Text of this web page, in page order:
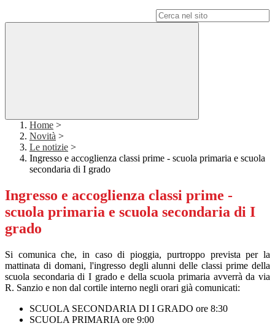
Home >
Novità >
Le notizie >
Ingresso e accoglienza classi prime - scuola primaria e scuola
secondaria di I grado
Ingresso e accoglienza classi prime -
scuola primaria e scuola secondaria di I
grado
Si comunica che, in caso di pioggia, purtroppo prevista per la
mattinata di domani, l'ingresso degli alunni delle classi prime della
scuola secondaria di I grado e della scuola primaria avverrà da via
R. Sanzio e non dal cortile interno negli orari già comunicati:
SCUOLA SECONDARIA DI I GRADO ore 8:30
SCUOLA PRIMARIA ore 9:00